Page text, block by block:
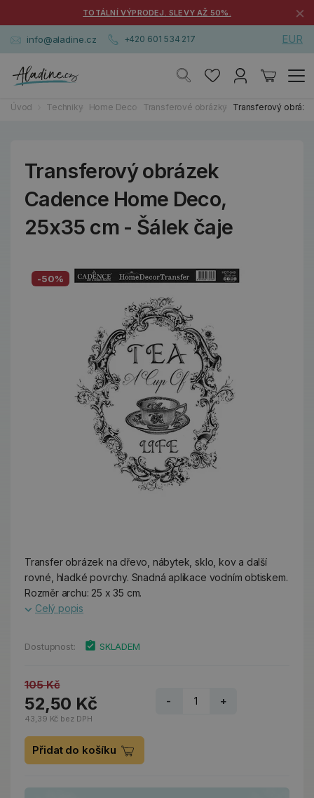
TOTÁLNÍ VÝPRODEJ. SLEVY AŽ 50%. ×
info@aladine.cz +420 601 534 217 EUR
Úvod Techniky Home Deco Transferové obrázky Transferový
Transferový obrázek
Cadence Home Deco,
25x35 cm - Šálek čaje
-50%
Transfer obrázek na dřevo, nábytek, sklo, kov a další
rovné, hladké povrchy. Snadná aplikace vodním obtiskem.
Rozměr archu: 25 x 35 cm.
Celý popis
Dostupnost: SKLADEM
105 Kč
52,50 Kč
43,39 Kč bez DPH
- +
Přidat do košíku